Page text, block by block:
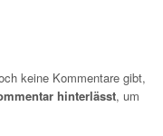
keine Kommentare gibt,
hinterlässt, um